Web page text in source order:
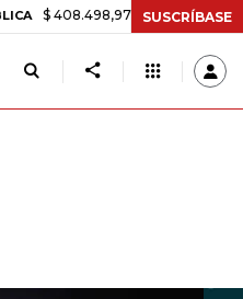
+$ 8.753,81 +2,19%
SUSCRÍBASE